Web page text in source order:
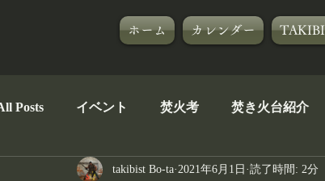
ホーム カレンダー
Posts イベント 焚火考 焚き火台紹介
郷に入っては郷のものを 茶道焚火人流
takibist Bo-ta 2021年6月1日 読了時間: 2分